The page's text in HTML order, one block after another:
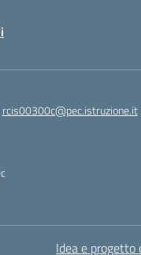
rcis00300c@pec.istruzione.it
Idea e progetto